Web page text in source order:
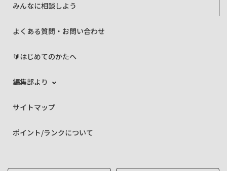
みんなに相談しよう
よくある質問・お問い合わせ
🔰はじめてのかたへ
編集部より
サイトマップ
ポイント/ランクについて